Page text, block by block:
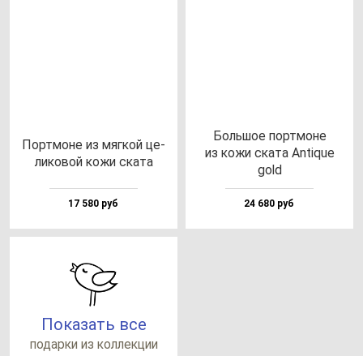
Пор­тмо­не из мяг­кой це­
ли­ко­вой ко­жи ска­та
17 580 руб
Боль­шое пор­тмо­не
из ко­жи ска­та Аnti­que
gold
24 680 руб
Показать все
по­дар­ки из кол­лек­ции